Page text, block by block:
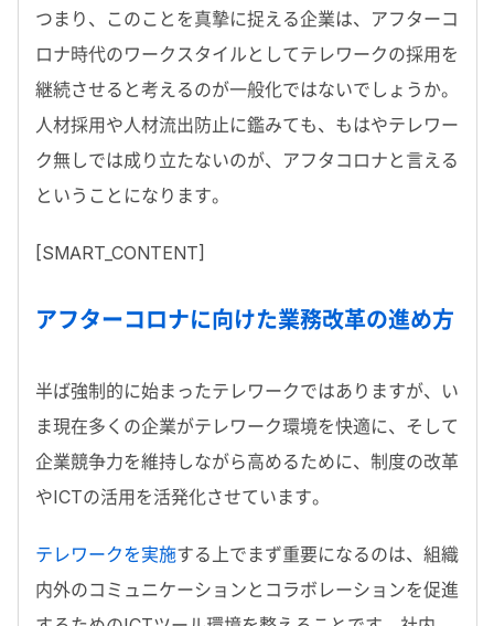
つまり、このことを真摯に捉える企業は、アフターコ
ロナ時代のワークスタイルとしてテレワークの採用を
継続させると考えるのが一般化ではないでしょうか。
人材採用や人材流出防止に鑑みても、もはやテレワー
ク無しでは成り立たないのが、アフタコロナと言える
ということになります。
[SMART_CONTENT]
アフターコロナに向けた業務改革の進め方
半ば強制的に始まったテレワークではありますが、い
ま現在多くの企業がテレワーク環境を快適に、そして
企業競争力を維持しながら高めるために、制度の改革
やICTの活用を活発化させています。
テレワークを実施する上でまず重要になるのは、組織
内外のコミュニケーションとコラボレーションを促進